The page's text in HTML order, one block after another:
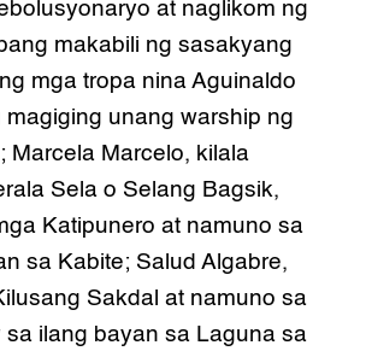
at naglikom ng
makabili ng sasakyang
mga tropa nina Aguinaldo
magiging unang warship ng
Marcela Marcelo, kilala
Sela o Selang Bagsik,
Katipunero at namuno sa
sa Kabite; Salud Algabre,
Sakdal at namuno sa
sa ilang bayan sa Laguna sa